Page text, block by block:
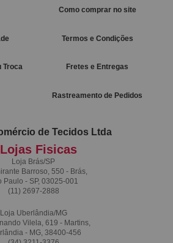
Como comprar no site
Termos e Condições
Troca Fretes e Entregas
Rastreamento de Pedidos
de Tecidos Ltda
Lojas Fisicas
Loja Brás/SP
Barroso, 550 - Brás,
Paulo - SP, 03025-001
(11) 2697-2888
Loja Uberlândia/MG
Vilela, 619 - Martins,
- MG, 38400-456